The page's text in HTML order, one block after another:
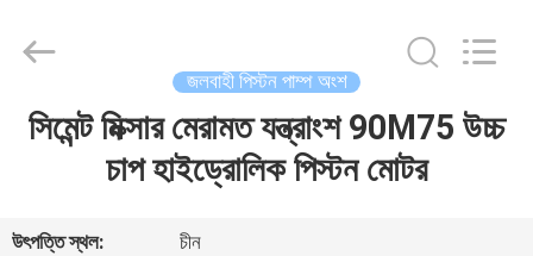
বাড়ি
Power
Co.,Ltd.
Reserved.
জলবাহী পিস্টন পাম্প অংশ
সিমেন্ট মিক্সার মেরামত যন্ত্রাংশ 90M75 উচ্চ
চাপ হাইড্রোলিক পিস্টন মোটর
উৎপত্তি স্থল:
চীন